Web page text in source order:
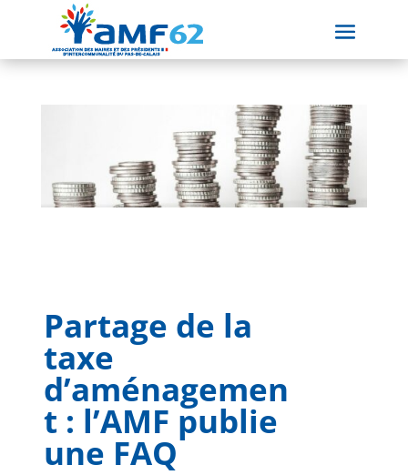
Partage de la
taxe
d’aménagemen
t : l’AMF publie
une FAQ